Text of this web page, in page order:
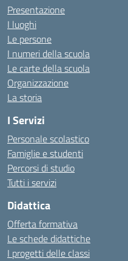
Presentazione
I luoghi
Le persone
I numeri della scuola
Le carte della scuola
Organizzazione
La storia
I Servizi
Personale scolastico
Famiglie e studenti
Percorsi di studio
Tutti i servizi
Didattica
Offerta formativa
Le schede didattiche
I progetti delle classi